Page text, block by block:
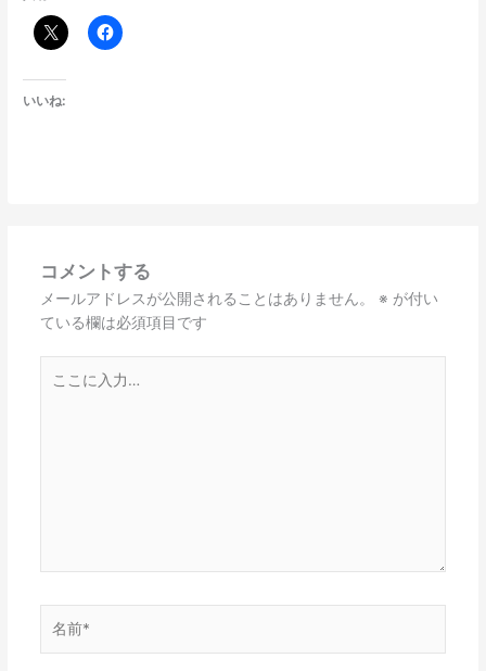
いいね:
コメントする
メールアドレスが公開されることはありません。 ※ が付い
ている欄は必須項目です